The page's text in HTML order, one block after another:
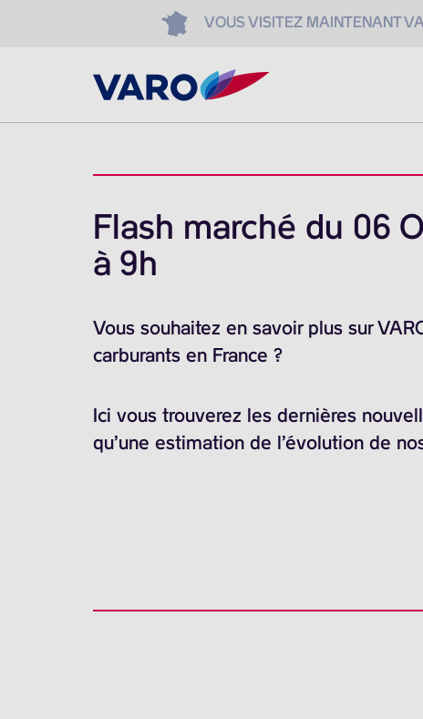
VOUS VISITEZ MAINTENANT
Flash marché du 06
à 9h
Vous souhaitez en savoir plus sur
carburants en France ?
Ici vous trouverez les dernières
qu’une estimation de l’évolution de